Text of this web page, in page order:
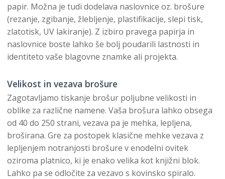
papir. Možna je tudi dodelava naslovnice oz. brošure
(rezanje, zgibanje, žlebljenje, plastifikacije, slepi tisk,
zlatotisk, UV lakiranje). Z izbiro pravega papirja in
naslovnice boste lahko še bolj poudarili lastnosti in
identiteto vaše blagovne znamke ali projekta.
Velikost in vezava brošure
Zagotavljamo tiskanje brošur poljubne velikosti in
oblike za različne namene. Vaša brošura lahko obsega
od 40 do 250 strani, vezava pa je mehka, lepljena,
broširana. Gre za postopek klasične mehke vezava z
lepljenjem notranjosti brošure v enodelni ovitek
oziroma platnico, ki je enako velika kot knjižni blok.
Lahko pa se odločite za vezavo s kovinsko spiralo.